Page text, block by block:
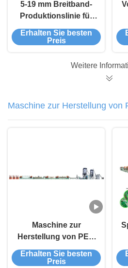
5-19 mm Breitband-
Produktionslinie für
PP-
Verpackungsriemen
Erhalten Sie besten
Preis
Weitere
Maschine zur Herstellung von
Bändern
Maschine zur
Herstellung von PET-
Kunststoffbanden
Maschine zur
Erhalten Sie besten
Preis